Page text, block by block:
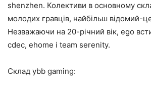
shenzhen. Колективи в основному
молодих гравців, найбільш відомий-
Незважаючи на 20-річний вік, ego
cdec, ehome і team serenity.
Склад ybb gaming: